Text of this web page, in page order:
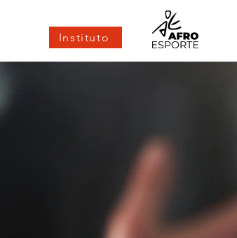
Instituto